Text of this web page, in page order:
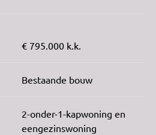
€ 795.000 k.k.
Bestaande bouw
2-onder-1-kapwoning en
eengezinswoning